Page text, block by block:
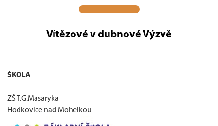
Vítězové v dubnové Výzvě
ŠKOLA
ZŠ T.G.Masaryka
Hodkovice nad Mohelkou